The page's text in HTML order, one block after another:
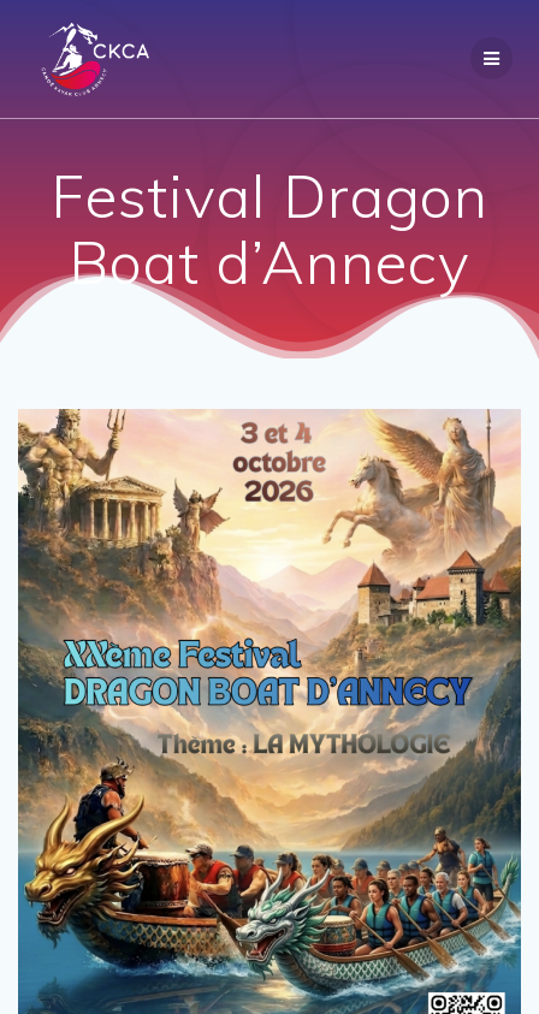
Festival Dragon
Boat d’Annecy